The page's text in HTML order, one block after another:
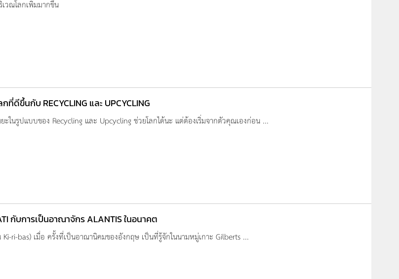
วณโลกเพิ่มมากขึ้น
ที่ดีขึ้นกับ RECYCLING และ UPCYCLING
ยะในรูปแบบของ Recycling และ Upcycling ช่วยโลกได้นะ แต่ต้องเริ่มจากตัวคุณเองก่อน ...
กับการเป็นอาณาจักร ALANTIS ในอนาคต
ri-bas) เมื่อ ครั้งที่เป็นอาณานิคมของอังกฤษ เป็นที่รู้จักในนามหมู่เกาะ Gilberts ...